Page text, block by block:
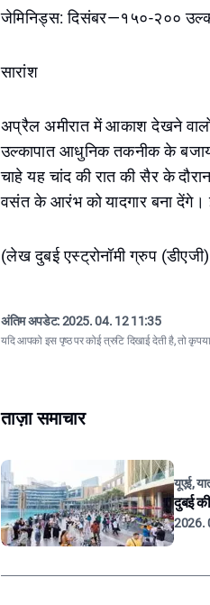
जेमिनिड्स: दिसंबर—१५०-२००
सारांश
अप्रैल अमीरात में आकाश देखने वालों
उल्कापात आधुनिक तकनीक के
चाहे यह चांद की रात की सैर के
वसंत के आरंभ को यादगार बना
(लेख दुबई एस्ट्रोनॉमी ग्रुप
अंतिम अपडेट:2025. 04. 12 11:35
यदि आपको इस पृष्ठ पर कोई त्रुटि दिखाई देती है, तो कृपया
ताज़ा समाचार
यूएई,
दुबई
2026.